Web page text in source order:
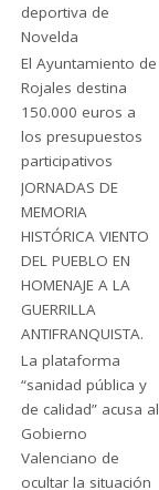
deportiva de
Novelda
El Ayuntamiento de
Rojales destina
150.000 euros a
los presupuestos
participativos
JORNADAS DE
MEMORIA
HISTÓRICA VIENTO
DEL PUEBLO EN
HOMENAJE A LA
GUERRILLA
ANTIFRANQUISTA.
La plataforma
“sanidad pública y
de calidad” acusa al
Gobierno
Valenciano de
ocultar la situación